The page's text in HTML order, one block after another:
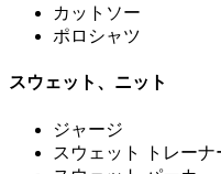
カットソー
ポロシャツ
スウェット、ニット
ジャージ
スウェット トレーナ